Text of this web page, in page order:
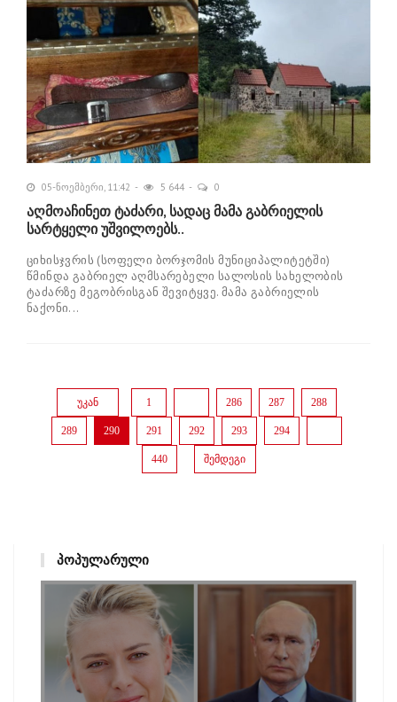
05-ნოემბერი, 11:42 5 644 0
აღმოაჩინეთ ტაძარი, სადაც მამა გაბრიელის
სარტყელი უშვილოებს..
ციხისჯვრის (სოფელი ბორჯომის მუნიციპალიტეტში)
წმინდა გაბრიელ აღმსარებელი სალოსის სახელობის
ტაძარზე მეგობრისგან შევიტყვე. მამა გაბრიელის
ნაქონი...
უკან 1 286 287 288
289 290 291 292 293 294
440 შემდეგი
ᲞᲝᲞᲣᲚᲐᲠᲣᲚᲘ